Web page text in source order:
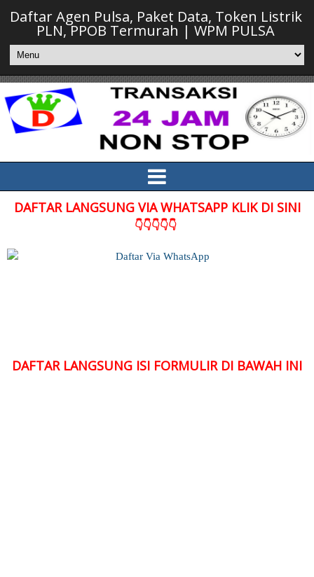
Daftar Agen Pulsa, Paket Data, Token Listrik
PLN, PPOB Termurah | WPM PULSA
DAFTAR LANGSUNG VIA WHATSAPP KLIK DI SINI
👇👇👇👇👇
DAFTAR LANGSUNG ISI FORMULIR DI BAWAH INI